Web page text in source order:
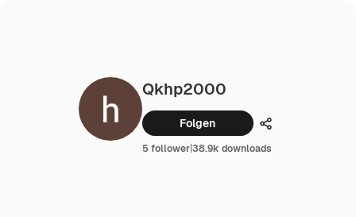
Qkhp2000
Folgen Teilen
5 follower|38.9k downloads